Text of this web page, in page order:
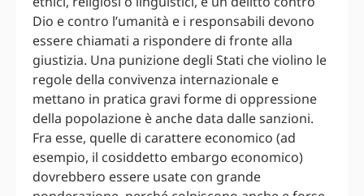
Dio e contro l’umanità e i responsabili devono
essere chiamati a rispondere di fronte alla
giustizia. Una punizione degli Stati che violino le
regole della convivenza internazionale e
mettano in pratica gravi forme di oppressione
della popolazione è anche data dalle sanzioni.
Fra esse, quelle di carattere economico (ad
esempio, il cosiddetto embargo economico)
dovrebbero essere usate con grande